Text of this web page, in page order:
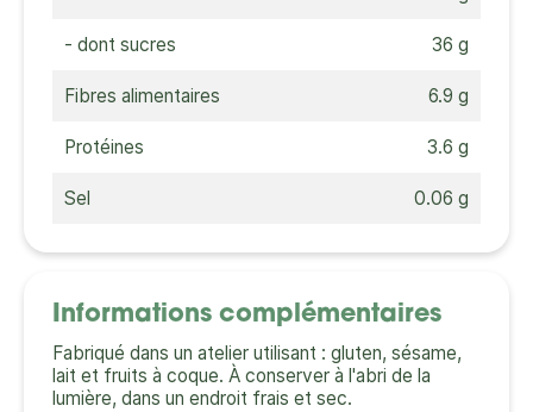
- dont sucres 36 g
Fibres alimentaires 6.9 g
Protéines 3.6 g
Sel 0.06 g
Informations complémentaires
Fabriqué dans un atelier utilisant : gluten, sésame,
lait et fruits à coque. À conserver à l'abri de la
lumière, dans un endroit frais et sec.